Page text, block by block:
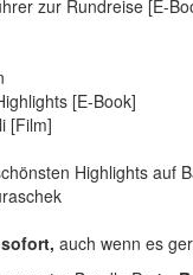
zur Rundreise [E-
[E-Book]
[Film]
Highlights auf
auch wenn es